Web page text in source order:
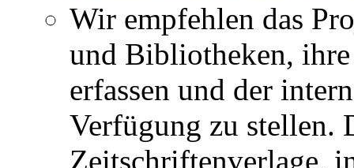
Wir empfehlen das
und Bibliotheken,
erfassen und der
Verfügung zu stellen.
Zeitschriftenverlage,